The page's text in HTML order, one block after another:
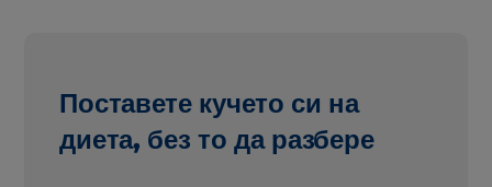
Поставете кучето си на
диета, без то да разбере